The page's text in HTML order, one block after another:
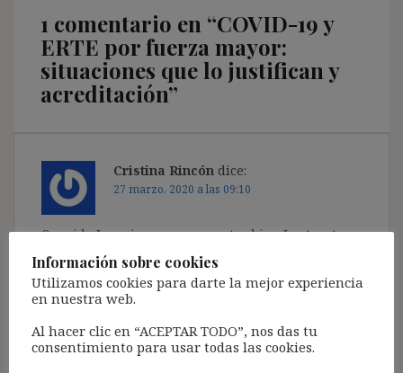
1 comentario en “COVID-19 y
ERTE por fuerza mayor:
situaciones que lo justifican y
acreditación”
Cristina Rincón dice:
27 marzo, 2020 a las 09:10
Querido Ignasi, espero que estes bien Junto a tus
seres queridos
Como siempre, mil gracias por compartir tu
sabiduría
Responder
Información sobre cookies
Utilizamos cookies para darte la mejor experiencia
en nuestra web.
Al hacer clic en “ACEPTAR TODO”, nos das tu
consentimiento para usar todas las cookies.